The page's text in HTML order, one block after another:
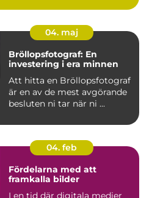
04. maj
Bröllopsfotograf: En
investering i era minnen
Att hitta en Bröllopsfotograf
är en av de mest avgörande
besluten ni tar när ni ...
04. feb
Fördelarna med att
framkalla bilder
I en tid där digitala medier